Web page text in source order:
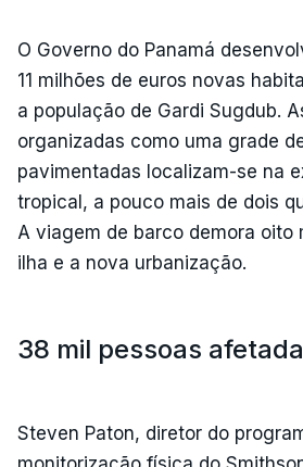
O Governo do Panamá
11 milhões de euros novas
a população de Gardi Sugdub.
organizadas como uma grade
pavimentadas localizam-se na
tropical, a pouco mais de dois
A viagem de barco demora oito
ilha e a nova urbanização.
38 mil pessoas
Steven Paton, diretor do